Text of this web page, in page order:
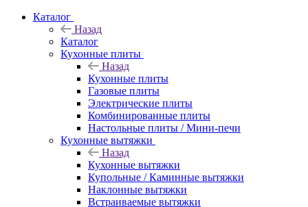
Каталог
Назад
Каталог
Кухонные плиты
Назад
Кухонные плиты
Газовые плиты
Электрические плиты
Комбинированные плиты
Настольные плиты / Мини-печи
Кухонные вытяжки
Назад
Кухонные вытяжки
Купольные / Каминные вытяжки
Наклонные вытяжки
Встраиваемые вытяжки